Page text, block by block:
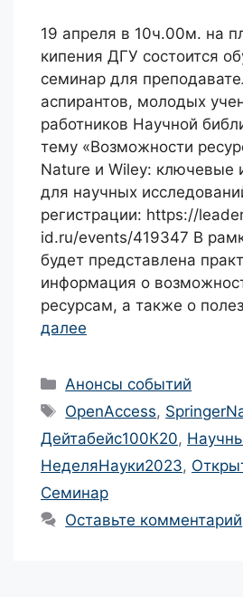
19 апреля в 10ч.00м. на
кипения ДГУ состоится
семинар для
аспирантов, молодых
работников Научной
тему «Возможности
Nature и Wiley: ключевые
для научных
регистрации: https://
id.ru/events/419347 В
будет представлена
информация о
ресурсам, а также о
далее
Рубрики
Анонсы событий
Метки
OpenAccess,
Дейтабейс100К20,
НеделяНауки2023,
Семинар
Оставьте комментарий